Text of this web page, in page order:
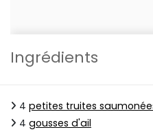
Ingrédients
4 petites truites
4 gousses d'ail